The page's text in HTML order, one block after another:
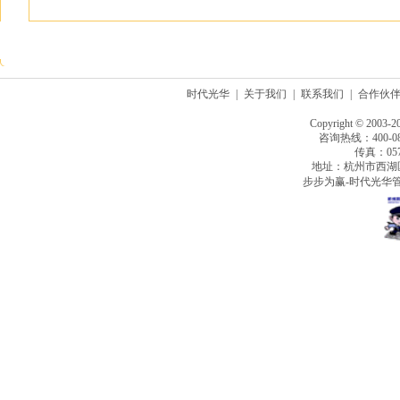
时代光华 关于我们 联系我们 合作伙伴
Copyright © 2003-
咨询热线：400-
传真：
地址：杭州市西
步步为赢-时代光华